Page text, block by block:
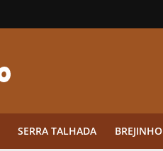
SERRA TALHADA BREJINHO